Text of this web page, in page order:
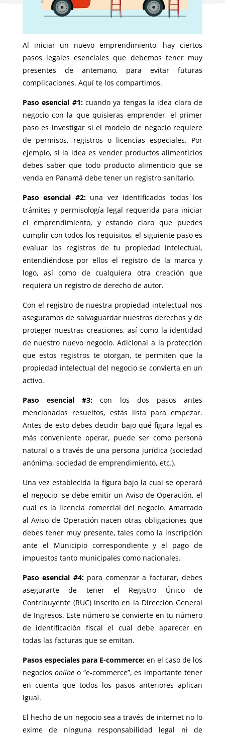
Al iniciar un nuevo emprendimiento, hay ciertos
pasos legales esenciales que debemos tener muy
presentes de antemano, para evitar futuras
complicaciones. Aquí te los compartimos.
Paso esencial #1:cuando ya tengas la idea clara de
negocio con la que quisieras emprender, el primer
paso es investigar si el modelo de negocio requiere
de permisos, registros o licencias especiales. Por
ejemplo, si la idea es vender productos alimenticios
debes saber que todo producto alimenticio que se
venda en Panamá debe tener un registro sanitario.
Paso esencial #2:una vez identificados todos los
trámites y permisología legal requerida para iniciar
el emprendimiento, y estando claro que puedes
cumplir con todos los requisitos, el siguiente paso es
evaluar los registros de tu propiedad intelectual,
entendiéndose por ellos el registro de la marca y
logo, así como de cualquiera otra creación que
requiera un registro de derecho de autor.
Con el registro de nuestra propiedad intelectual nos
aseguramos de salvaguardar nuestros derechos y de
proteger nuestras creaciones, así como la identidad
de nuestro nuevo negocio. Adicional a la protección
que estos registros te otorgan, te permiten que la
propiedad intelectual del negocio se convierta en un
activo.
Paso esencial #3: con los dos pasos antes
mencionados resueltos, estás lista para empezar.
Antes de esto debes decidir bajo qué figura legal es
más conveniente operar, puede ser como persona
natural o a través de una persona jurídica (sociedad
anónima, sociedad de emprendimiento, etc.).
Una vez establecida la figura bajo la cual se operará
el negocio, se debe emitir un Aviso de Operación, el
cual es la licencia comercial del negocio. Amarrado
al Aviso de Operación nacen otras obligaciones que
debes tener muy presente, tales como la inscripción
ante el Municipio correspondiente y el pago de
impuestos tanto municipales como nacionales.
Paso esencial #4:para comenzar a facturar, debes
asegurarte de tener el Registro Único de
Contribuyente (RUC) inscrito en la Dirección General
de Ingresos. Este número se convierte en tu número
de identificación fiscal el cual debe aparecer en
todas las facturas que se emitan.
Pasos especiales para E-commerce: en el caso de los
negocios online o “e-commerce”, es importante tener
en cuenta que todos los pasos anteriores aplican
igual.
El hecho de un negocio sea a través de internet no lo
exime de ninguna responsabilidad legal ni de